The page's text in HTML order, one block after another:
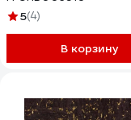
5(4)
В корзину